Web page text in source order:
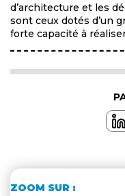
d’architecture et les
sont ceux dotés d’un
forte capacité à
ZOOM SUR :